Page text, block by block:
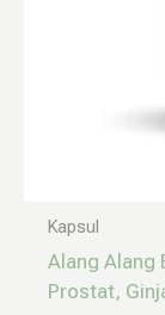
Kapsul
Alang Alang
Prostat,